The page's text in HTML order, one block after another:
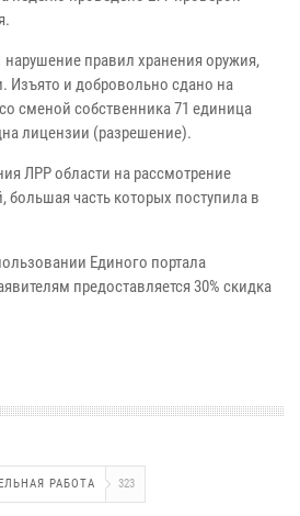
нарушение правил хранения оружия,
и добровольно сдано на
сменой собственника 71 единица
лицензии (разрешение).
ЛРР области на рассмотрение
большая часть которых поступила в
Единого портала
предоставляется 30% скидка
РАБОТА 323